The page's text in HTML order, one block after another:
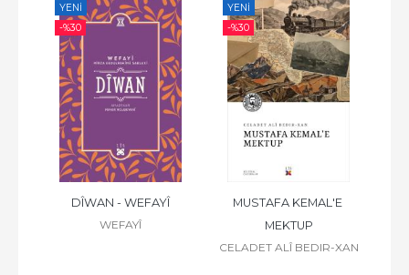
YENI
-%30
DÎWAN - WEFAYÎ
WEFAYÎ
YENI
-%30
MUSTAFA KEMAL'E
MEKTUP
CELADET ALÎ BEDIR-XAN